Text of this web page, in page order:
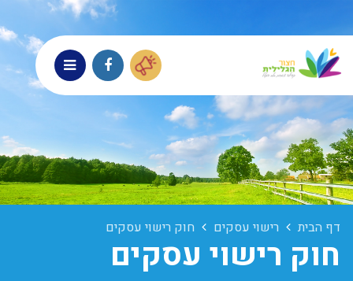
דף הבית רישוי עסקים חוק רישוי עסקים
חוק רישוי עסקים